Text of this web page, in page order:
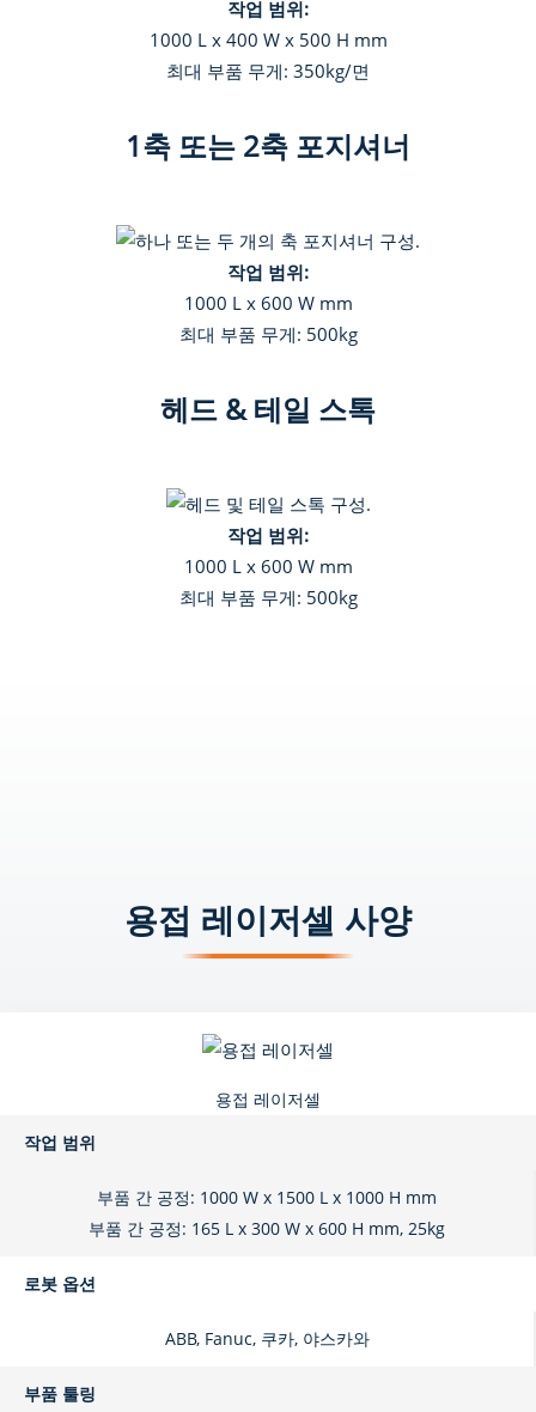
작업 범위:
1000 L x 400 W x 500 H mm
최대 부품 무게: 350kg/면
1축 또는 2축 포지셔너
작업 범위:
1000 L x 600 W mm
최대 부품 무게: 500kg
헤드 & 테일 스톡
작업 범위:
1000 L x 600 W mm
최대 부품 무게: 500kg
용접 레이저셀 사양
용접 레이저셀
작업 범위
부품 간 공정: 1000 W x 1500 L x 1000 H mm
부품 간 공정: 165 L x 300 W x 600 H mm, 25kg
로봇 옵션
ABB, Fanuc, 쿠카, 야스카와
부품 툴링